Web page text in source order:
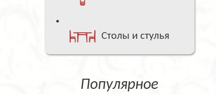
Столы и стулья
Популярное